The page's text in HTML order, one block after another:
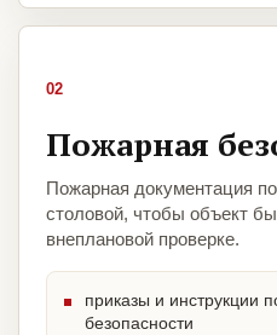
02
Пожарная
Пожарная документация
столовой, чтобы объект
внеплановой проверке.
приказы и инструкции
безопасности